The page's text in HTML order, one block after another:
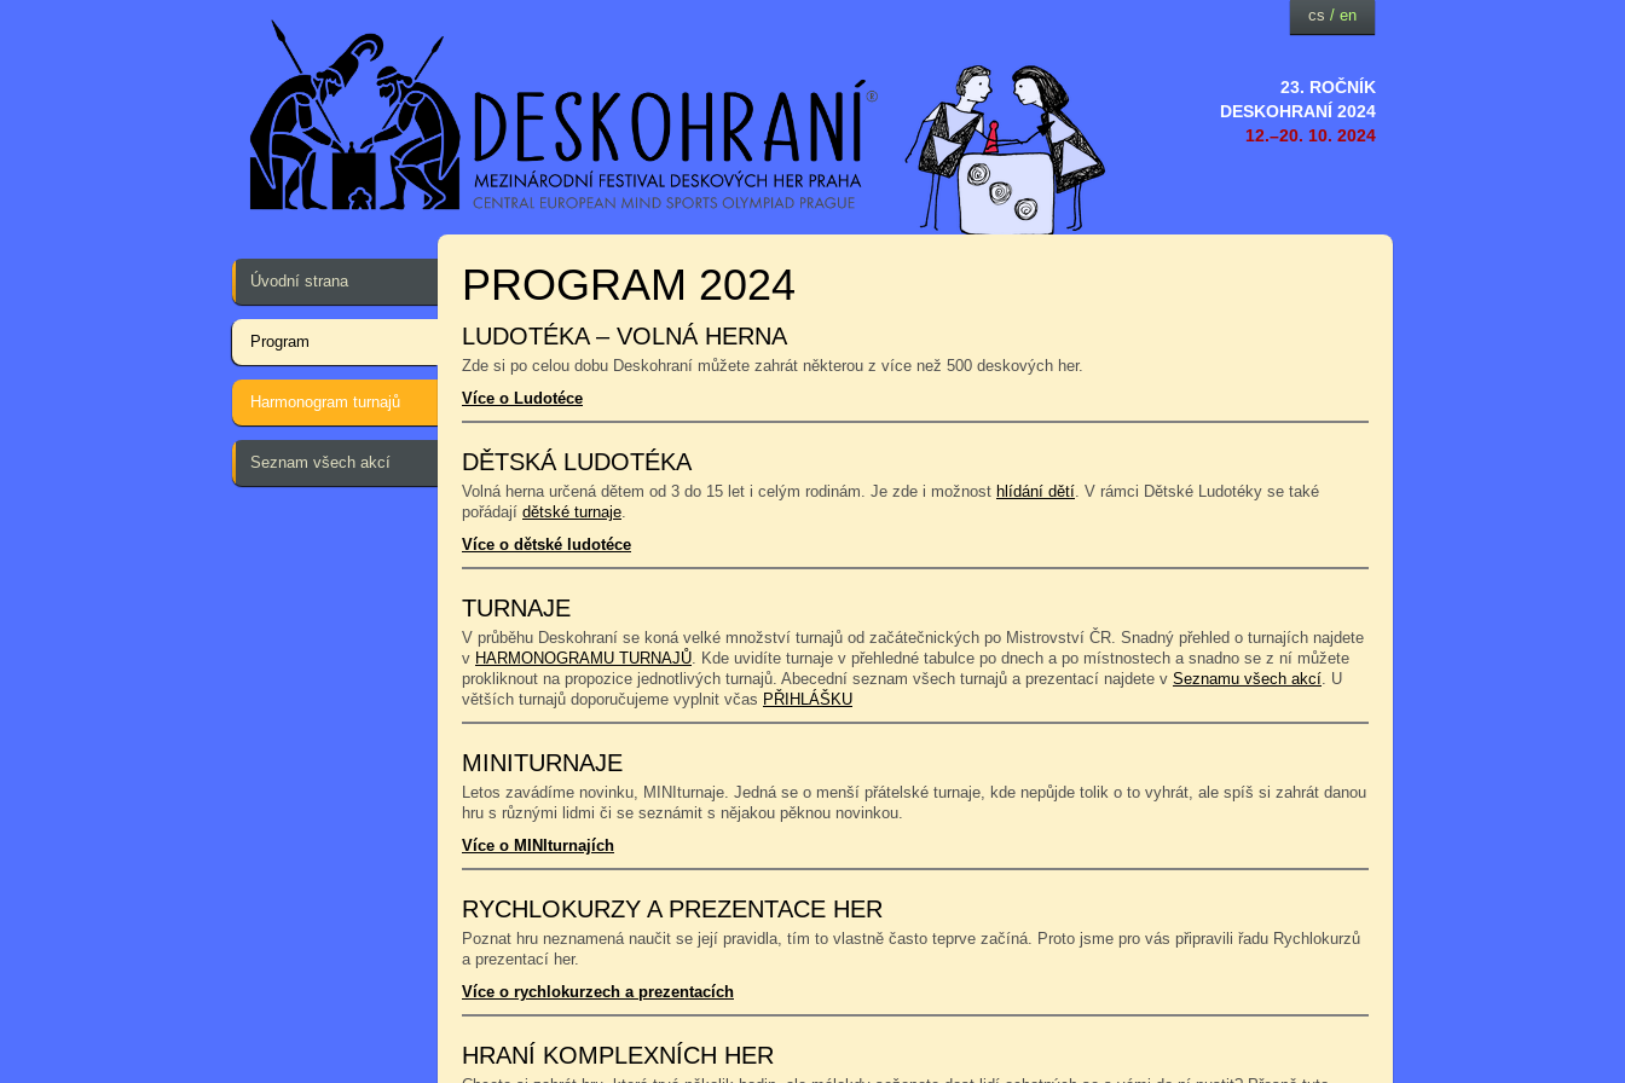
23. ROČNÍK
DESKOHRANÍ 2024
12.–20. 10. 2024
cs / en
Úvodní strana
Program
Harmonogram turnajů
Seznam všech akcí
PROGRAM 2024
LUDOTÉKA – VOLNÁ HERNA
Zde si po celou dobu Deskohraní můžete zahrát některou z více než 500 deskových her.
Více o Ludotéce
DĚTSKÁ LUDOTÉKA
Volná herna určená dětem od 3 do 15 let i celým rodinám. Je zde i možnost hlídání dětí. V rámci Dětské Ludotéky se také
pořádají dětské turnaje.
Více o dětské ludotéce
TURNAJE
V průběhu Deskohraní se koná velké množství turnajů od začátečnických po Mistrovství ČR. Snadný přehled o turnajích najdete
v HARMONOGRAMU TURNAJŮ. Kde uvidíte turnaje v přehledné tabulce po dnech a po místnostech a snadno se z ní můžete
prokliknout na propozice jednotlivých turnajů. Abecední seznam všech turnajů a prezentací najdete v Seznamu všech akcí. U
větších turnajů doporučujeme vyplnit včas PŘIHLÁŠKU
MINITURNAJE
Letos zavádíme novinku, MINIturnaje. Jedná se o menší přátelské turnaje, kde nepůjde tolik o to vyhrát, ale spíš si zahrát danou
hru s různými lidmi či se seznámit s nějakou pěknou novinkou.
Více o MINIturnajích
RYCHLOKURZY A PREZENTACE HER
Poznat hru neznamená naučit se její pravidla, tím to vlastně často teprve začíná. Proto jsme pro vás připravili řadu Rychlokurzů
a prezentací her.
Více o rychlokurzech a prezentacích
HRANÍ KOMPLEXNÍCH HER